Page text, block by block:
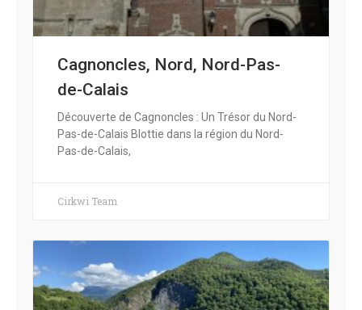
Cagnoncles, Nord, Nord-Pas-
de-Calais
Découverte de Cagnoncles : Un Trésor du Nord-
Pas-de-Calais Blottie dans la région du Nord-
Pas-de-Calais,
Cirkwi Team